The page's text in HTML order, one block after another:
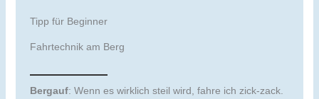
Tipp für Beginner
Fahrtechnik am Berg
Bergauf: Wenn es wirklich steil wird, fahre ich zick-zack.